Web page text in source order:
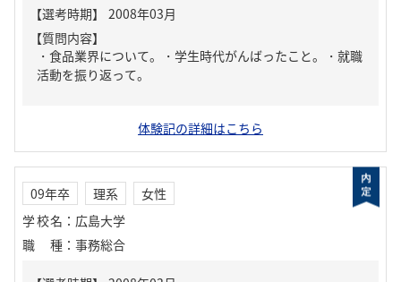
【質問内容】
・食品業界について。・学生時代がんばったこと。・就職
活動を振り返って。
体験記の詳細はこちら
09年卒 理系
女性
学校名 ： 広島大学
職種 ： 事務総合